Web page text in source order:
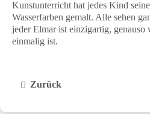
Kunstunterricht hat jedes Kind
Wasserfarben gemalt. Alle sehen
jeder Elmar ist einzigartig,
einmalig ist.
Zurück